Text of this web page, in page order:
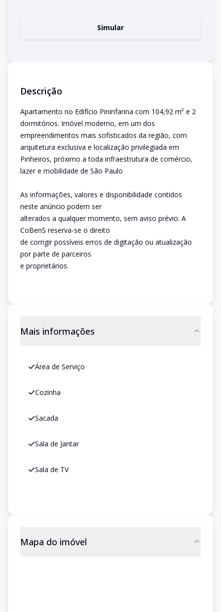
Simular
Descrição
Apartamento no Edifício Pininfarina com 104,92 m² e 2
dormitórios. Imóvel moderno, em um dos
empreendimentos mais sofisticados da região, com
arquitetura exclusiva e localização privilegiada em
Pinheiros, próximo a toda infraestrutura de comércio,
lazer e mobilidade de São Paulo
As informações, valores e disponibilidade contidos
neste anúncio podem ser
alterados a qualquer momento, sem aviso prévio. A
CoBenS reserva-se o direito
de corrigir possíveis erros de digitação ou atualização
por parte de parceiros
e proprietários.
Mais informações
Área de Serviço
Cozinha
Sacada
Sala de Jantar
Sala de TV
Mapa do imóvel